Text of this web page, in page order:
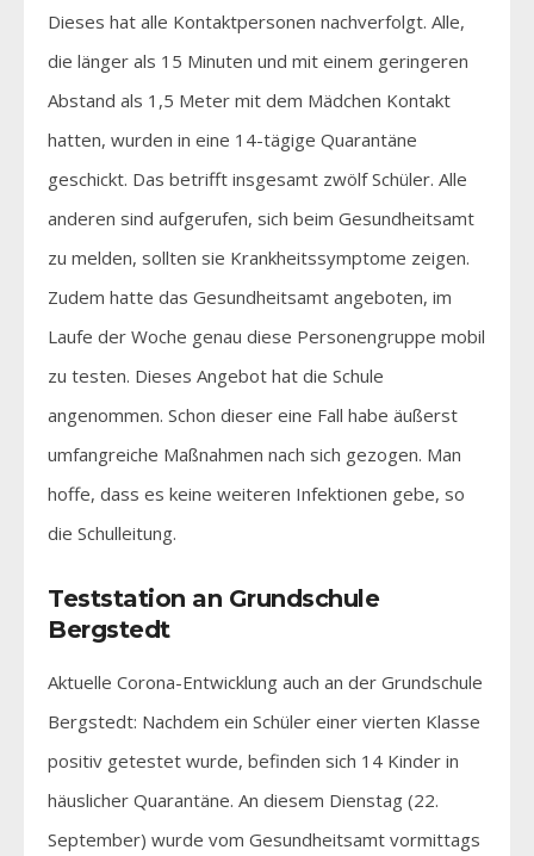
Dieses hat alle Kontaktpersonen nachverfolgt. Alle,
die länger als 15 Minuten und mit einem geringeren
Abstand als 1,5 Meter mit dem Mädchen Kontakt
hatten, wurden in eine 14-tägige Quarantäne
geschickt. Das betrifft insgesamt zwölf Schüler. Alle
anderen sind aufgerufen, sich beim Gesundheitsamt
zu melden, sollten sie Krankheitssymptome zeigen.
Zudem hatte das Gesundheitsamt angeboten, im
Laufe der Woche genau diese Personengruppe mobil
zu testen. Dieses Angebot hat die Schule
angenommen. Schon dieser eine Fall habe äußerst
umfangreiche Maßnahmen nach sich gezogen. Man
hoffe, dass es keine weiteren Infektionen gebe, so
die Schulleitung.
Teststation an Grundschule
Bergstedt
Aktuelle Corona-Entwicklung auch an der Grundschule
Bergstedt: Nachdem ein Schüler einer vierten Klasse
positiv getestet wurde, befinden sich 14 Kinder in
häuslicher Quarantäne. An diesem Dienstag (22.
September) wurde vom Gesundheitsamt vormittags